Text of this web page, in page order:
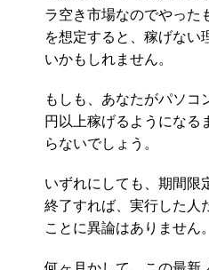
ラ空き市場なのでやった
を想定すると、稼げない
いかもしれません。
もしも、あなたがパソコ
円以上稼げるようになる
らないでしょう。
いずれにしても、期間限
終了すれば、実行した人
ことに異論はありません。